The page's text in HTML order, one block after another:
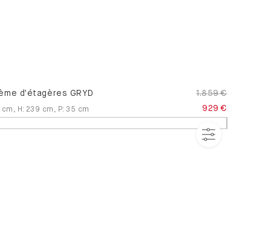
d'étagères GRYD
1.859 €
929 €
cm , H : 239 cm , P:35 cm